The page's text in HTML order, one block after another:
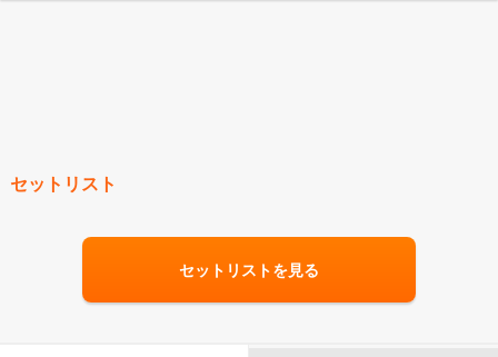
セットリスト
セットリストを見る